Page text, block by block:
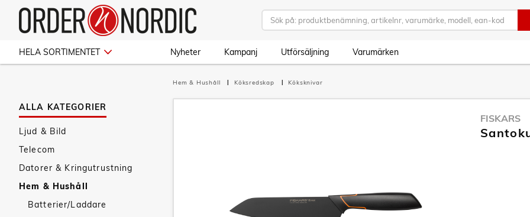
HELA SORTIMENTET Nyheter Kampanj Utförsäljning Varumärken
ALLA KATEGORIER
Ljud & Bild
Telecom
Datorer & Kringutrustning
Hem & Hushåll
Batterier/Laddare
Hem & Hushåll Köksredskap Köksknivar
FISKARS